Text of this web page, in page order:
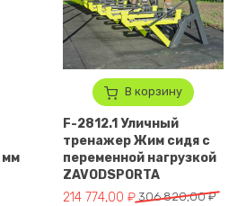
мм
3 688,00 ₽.
В корзину
F-2812.1 Уличный
тренажер Жим сидя с
переменной нагрузкой
ZAVODSPORTA
306 820,00₽
Первоначальная цена
214 774,00 ₽
Текущая цена: 214 774,00 ₽.